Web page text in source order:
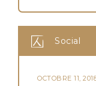
Social
OCTOBRE 11,